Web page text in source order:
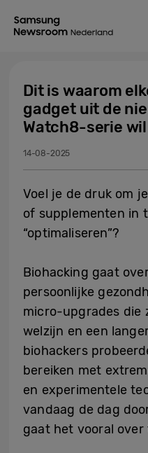
Dit is waarom
gadget uit de
Watch8-serie
14-08-2025
Voel je de druk om
of supplementen in
“optimaliseren”?
Biohacking gaat
persoonlijke
micro-upgrades die
welzijn en een
biohackers
bereiken met
en experimentele
vandaag de dag
gaat het vooral over